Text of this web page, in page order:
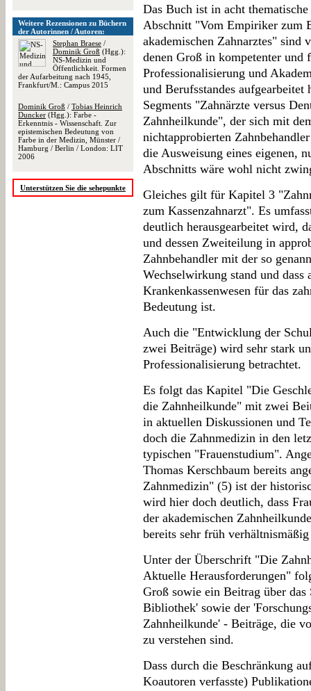
Weitere Rezensionen zu Büchern
der Autorinnen / Autoren:
Stephan Braese /
Dominik Groß (Hgg.):
NS-Medizin und
Öffentlichkeit. Formen
der Aufarbeitung nach 1945,
Frankfurt/M.: Campus 2015
Dominik Groß / Tobias Heinrich
Duncker (Hgg.): Farbe -
Erkenntnis - Wissenschaft. Zur
epistemischen Bedeutung von
Farbe in der Medizin, Münster /
Hamburg / Berlin / London: LIT
2006
Unterstützen Sie die sehepunkte
Das Buch ist in acht
Abschnitt "Vom Empiriker zum
akademischen Zahnarztes" sind
denen Groß in kompetenter und
Professionalisierung und
und Berufsstandes
Segments "Zahnärzte versus
Zahnheilkunde", der sich mit
nichtapprobierten
die Ausweisung eines eigenen,
Abschnitts wäre wohl nicht
Gleiches gilt für Kapitel 3
zum Kassenzahnarzt". Es
deutlich herausgearbeitet wird,
und dessen Zweiteilung in
Zahnbehandler mit der so
Wechselwirkung stand und dass
Krankenkassenwesen für das
Bedeutung ist.
Auch die "Entwicklung der
zwei Beiträge) wird sehr stark
Professionalisierung betrachtet.
Es folgt das Kapitel "Die
die Zahnheilkunde" mit zwei
in aktuellen Diskussionen und
doch die Zahnmedizin in den
typischen "Frauenstudium".
Thomas Kerschbaum bereits
Zahnmedizin" (5) ist der
wird hier doch deutlich, dass
der akademischen
bereits sehr früh
Unter der Überschrift "Die
Aktuelle Herausforderungen"
Groß sowie ein Beitrag über
Bibliothek' sowie der
Zahnheilkunde' - Beiträge, die
zu verstehen sind.
Dass durch die Beschränkung
Koautoren verfasste)